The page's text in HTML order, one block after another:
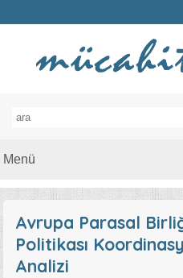
Avrupa Parasal
Politikası
Analizi